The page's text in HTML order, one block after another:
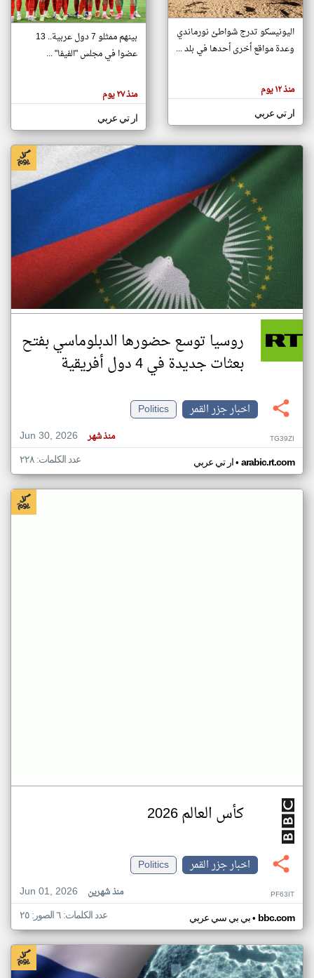
تغيير الدولة
اخبار جزر القمر على مدار الساعة
أهم اخبار جزر القمر العاجلة والمباشرة
هنا عن
وجهة
كاتبيها.
اليونيسكو تدرج شواطئ نورماندي
وعدة مواقع أخرى أحدها في بلد ...
منذ ١٢ يوم
ار تي عربي
بينهم ممثلو 7 دول عربية.. 13
عضوا في مجلس "الفيفا" ...
منذ ٢٧ يوم
ار تي عربي
روسيا توسع حضورها الدبلوماسي بفتح
بعثات جديدة في 4 دول أفريقية
اخبار جزر القمر
Politics
Jun 30, 2026
منذ شهر TG39ZI
ار تي عربي• arabic.rt.com عدد الكلمات: ٢٢٨
كأس العالم 2026
اخبار جزر القمر
Politics
Jun 01, 2026
منذ شهرين PF63IT
بي بي سي عربي• bbc.com عدد الكلمات: ٦ الصور: ٢٥
klyoum.com